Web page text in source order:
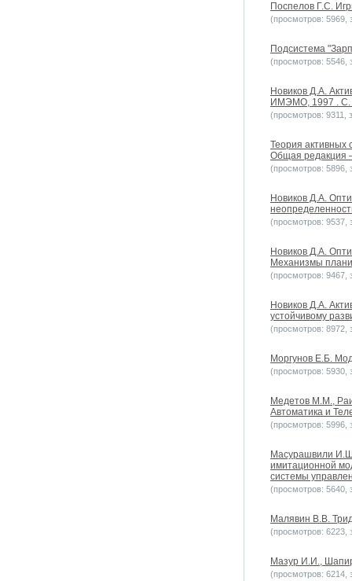
Поспелов Г.С.
(просмотров: 5969,
Подсистема
(просмотров: 5546,
Новиков Д.А.
ИМЭМО, 1997 . С.
(просмотров: 9311,
Теория активных
Общая редакция
(просмотров: 5896,
Новиков Д.А.
(просмотров: 9537,
Новиков Д.А.
Механизмы
(просмотров: 9467,
Новиков Д.А.
устойчивому
(просмотров: 8972,
Моргунов Е.Б.
(просмотров: 5930,
Медетов М.М.,
Автоматика и
(просмотров: 5996,
Масурашвили
имитационной
системы
(просмотров: 5640,
Малявин В.В.
(просмотров: 6223,
Мазур И.И.,
(просмотров: 6214,